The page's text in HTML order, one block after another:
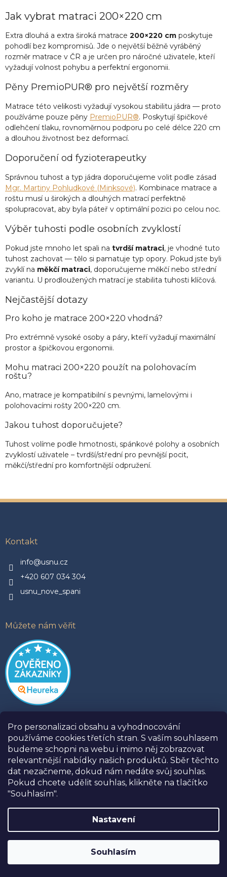
Pro personalizaci obsahu a vyhodnocování
používáme cookies třetích stran. S vaším souhlasem
budeme schopni na webu i mimo něj zobrazovat
relevantnější nabídky našich produktů. Sběr těchto
dat nezačneme, dokud nám nedáte svůj souhlas.
Pokud chcete udělit souhlas, klikněte na tlačítko
"Souhlasím".
Nastavení
Souhlasím
značky USNU® s kódemUSNU10. Navíc
DOPRAVA ZDARMA při nákupu nad
30.000,-.
a
í
p
r
v
k
y
v
ý
p
i
s
u
v
á
í
Jak vybrat matraci 200×220 cm
Extra dlouhá a extra široká matrace 200×220 cm poskytuje
pohodlí bez kompromisů. Jde o největší běžně vyráběný
rozměr matrace v ČR a je určen pro náročné uživatele, kteří
vyžadují volnost pohybu a perfektní ergonomii.
Pěny PremioPUR® pro největší rozměry
Matrace této velikosti vyžadují vysokou stabilitu jádra — proto
používáme pouze pěny PremioPUR®. Poskytují špičkové
odlehčení tlaku, rovnoměrnou podporu po celé délce 220 cm
a dlouhou životnost bez deformací.
Doporučení od fyzioterapeutky
Správnou tuhost a typ jádra doporučujeme volit podle zásad
Mgr. Martiny Pohludkové (Minksové). Kombinace matrace a
roštu musí u širokých a dlouhých matrací perfektně
spolupracovat, aby byla páteř v optimální pozici po celou noc.
Výběr tuhosti podle osobních zvyklostí
Pokud jste mnoho let spali na tvrdší matraci, je vhodné tuto
tuhost zachovat — tělo si pamatuje typ opory. Pokud jste byli
zvyklí na měkčí matraci, doporučujeme měkčí nebo střední
variantu. U prodloužených matrací je stabilita tuhosti klíčová.
Nejčastější dotazy
Pro koho je matrace 200×220 vhodná?
Pro extrémně vysoké osoby a páry, kteří vyžadují maximální
prostor a špičkovou ergonomii.
Mohu matraci 200×220 použít na polohovacím
roštu?
Ano, matrace je kompatibilní s pevnými, lamelovými i
polohovacími rošty 200×220 cm.
Jakou tuhost doporučujete?
Tuhost volíme podle hmotnosti, spánkové polohy a osobních
zvyklostí uživatele – tvrdší/střední pro pevnější pocit,
měkčí/střední pro komfortnější odpružení.
Kontakt
info@usnu.cz
+420 607 034 304
usnu_nove_spani
Můžete nám věřit
Kontakty